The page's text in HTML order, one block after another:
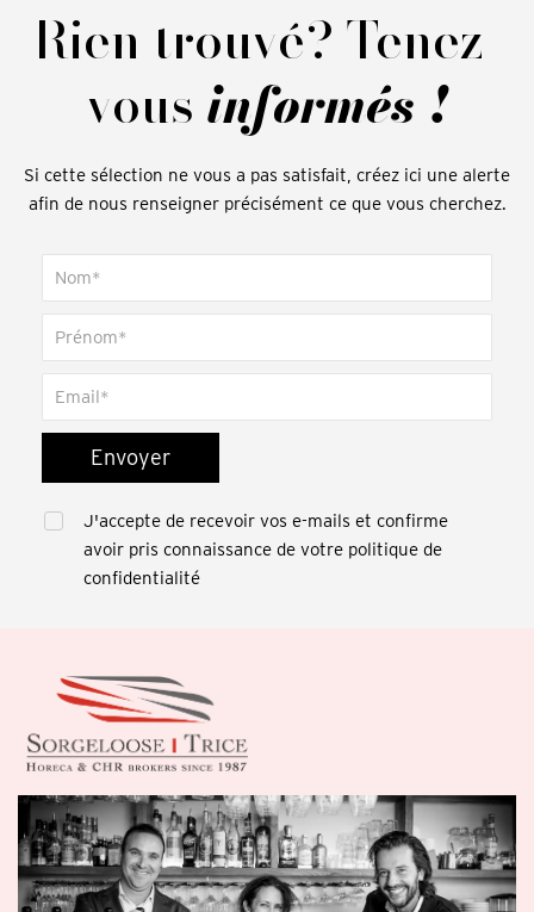
Rien trouvé? Tenez-
vous informés !
Si cette sélection ne vous a pas satisfait, créez ici une alerte
afin de nous renseigner précisément ce que vous cherchez.
Envoyer
J'accepte de recevoir vos e-mails et confirme
avoir pris connaissance de votre politique de
confidentialité